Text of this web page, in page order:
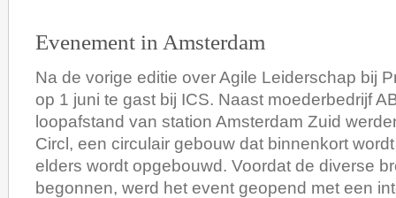
Evenement in Amsterdam
Na de vorige editie over Agile Leiderschap bij
op 1 juni te gast bij ICS. Naast moederbedrijf
loopafstand van station Amsterdam Zuid
Circl, een circulair gebouw dat binnenkort
elders wordt opgebouwd. Voordat de diverse
begonnen, werd het event geopend met een